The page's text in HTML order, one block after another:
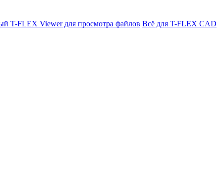
T-FLEX Viewer для просмотра файлов Всё для T-FLEX CAD